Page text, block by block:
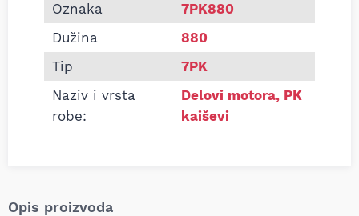
Oznaka
7PK880
Dužina
880
Tip
7PK
Naziv i vrsta
robe:
Delovi motora, PK
kaiševi
Opis proizvoda